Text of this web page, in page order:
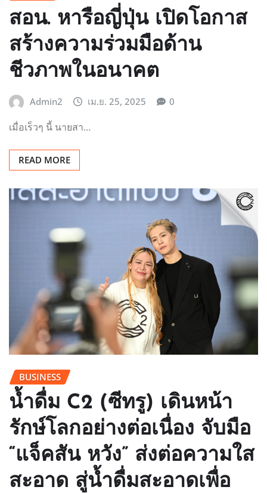
สอน. หารือญี่ปุ่น เปิดโอกาส
สร้างความร่วมมือด้าน
ชีวภาพในอนาคต
Admin2 เม.ย. 25, 2025 0
เมื่อเร็วๆ นี้ นายสา…
READ MORE
BUSINESS
น้ำดื่ม C2 (ซีทรู) เดินหน้า
รักษ์โลกอย่างต่อเนื่อง จับมือ
“แจ็คสัน หวัง” ส่งต่อความใส
สะอาด สู่น้ำดื่มสะอาดเพื่อ